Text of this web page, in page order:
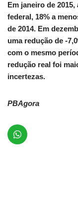
Em janeiro de
federal, 18% a
de 2014. Em
uma redução de -
com o mesmo
redução real foi
incertezas.
PBAgora